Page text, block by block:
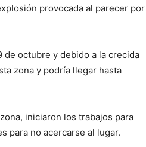
provocada al parecer por
de octubre y debido a la crecida
zona y podría llegar hasta
iniciaron los trabajos para
para no acercarse al lugar.